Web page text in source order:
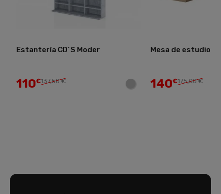
Estantería CD´S Moder
110€137,50 €
Mesa de estudio
140€175,00 €